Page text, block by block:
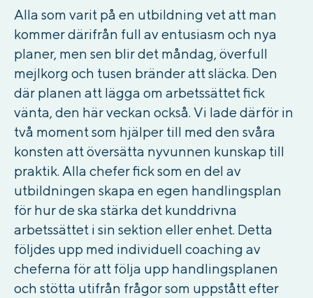
Alla som varit på en utbildning vet att man
kommer därifrån full av entusiasm och nya
planer, men sen blir det måndag, överfull
mejlkorg och tusen bränder att släcka. Den
där planen att lägga om arbetssättet fick
vänta, den här veckan också. Vi lade därför in
två moment som hjälper till med den svåra
konsten att översätta nyvunnen kunskap till
praktik. Alla chefer fick som en del av
utbildningen skapa en egen handlingsplan
för hur de ska stärka det kunddrivna
arbetssättet i sin sektion eller enhet. Detta
följdes upp med individuell coaching av
cheferna för att följa upp handlingsplanen
och stötta utifrån frågor som uppstått efter